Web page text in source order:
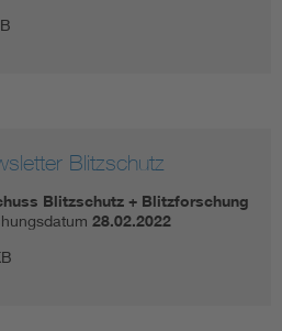
Blitzschutz
Blitzschutz + Blitzforschung
28.02.2022